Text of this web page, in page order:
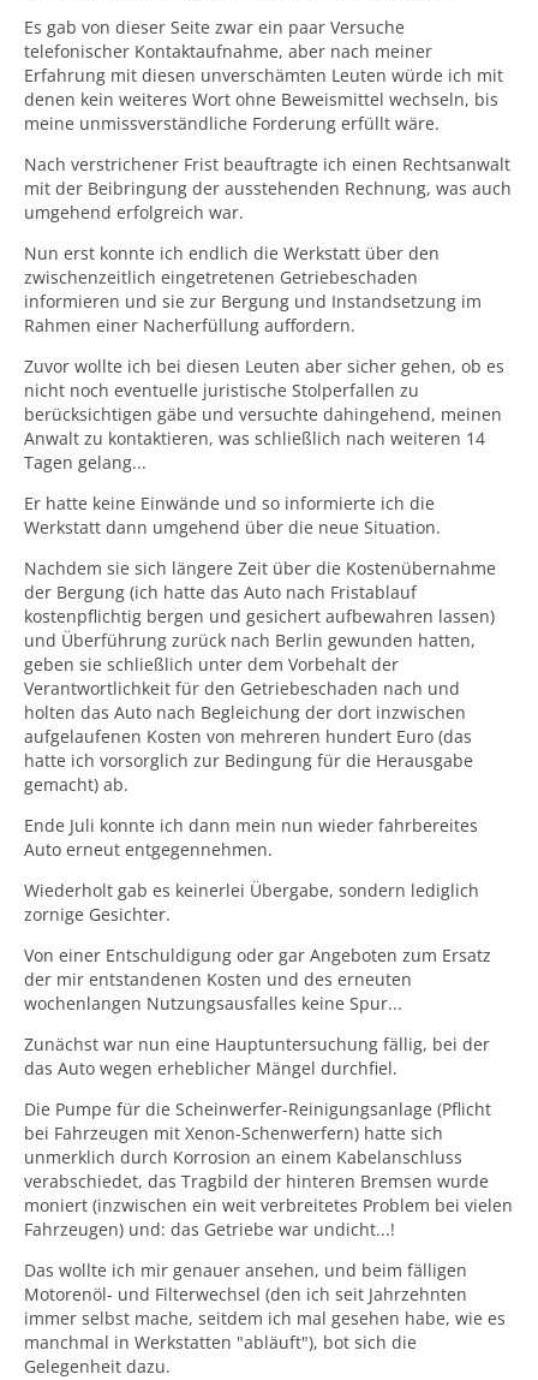
Es gab von dieser Seite zwar ein paar Versuche
telefonischer Kontaktaufnahme, aber nach meiner
Erfahrung mit diesen unverschämten Leuten würde ich mit
denen kein weiteres Wort ohne Beweismittel wechseln, bis
meine unmissverständliche Forderung erfüllt wäre.
Nach verstrichener Frist beauftragte ich einen Rechtsanwalt
mit der Beibringung der ausstehenden Rechnung, was auch
umgehend erfolgreich war.
Nun erst konnte ich endlich die Werkstatt über den
zwischenzeitlich eingetretenen Getriebeschaden
informieren und sie zur Bergung und Instandsetzung im
Rahmen einer Nacherfüllung auffordern.
Zuvor wollte ich bei diesen Leuten aber sicher gehen, ob es
nicht noch eventuelle juristische Stolperfallen zu
berücksichtigen gäbe und versuchte dahingehend, meinen
Anwalt zu kontaktieren, was schließlich nach weiteren 14
Tagen gelang...
Er hatte keine Einwände und so informierte ich die
Werkstatt dann umgehend über die neue Situation.
Nachdem sie sich längere Zeit über die Kostenübernahme
der Bergung (ich hatte das Auto nach Fristablauf
kostenpflichtig bergen und gesichert aufbewahren lassen)
und Überführung zurück nach Berlin gewunden hatten,
geben sie schließlich unter dem Vorbehalt der
Verantwortlichkeit für den Getriebeschaden nach und
holten das Auto nach Begleichung der dort inzwischen
aufgelaufenen Kosten von mehreren hundert Euro (das
hatte ich vorsorglich zur Bedingung für die Herausgabe
gemacht) ab.
Ende Juli konnte ich dann mein nun wieder fahrbereites
Auto erneut entgegennehmen.
Wiederholt gab es keinerlei Übergabe, sondern lediglich
zornige Gesichter.
Von einer Entschuldigung oder gar Angeboten zum Ersatz
der mir entstandenen Kosten und des erneuten
wochenlangen Nutzungsausfalles keine Spur...
Zunächst war nun eine Hauptuntersuchung fällig, bei der
das Auto wegen erheblicher Mängel durchfiel.
Die Pumpe für die Scheinwerfer-Reinigungsanlage (Pflicht
bei Fahrzeugen mit Xenon-Schenwerfern) hatte sich
unmerklich durch Korrosion an einem Kabelanschluss
verabschiedet, das Tragbild der hinteren Bremsen wurde
moniert (inzwischen ein weit verbreitetes Problem bei vielen
Fahrzeugen) und: das Getriebe war undicht...!
Das wollte ich mir genauer ansehen, und beim fälligen
Motorenöl- und Filterwechsel (den ich seit Jahrzehnten
immer selbst mache, seitdem ich mal gesehen habe, wie es
manchmal in Werkstatten "abläuft"), bot sich die
Gelegenheit dazu.